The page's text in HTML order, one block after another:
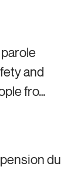
and
fro…